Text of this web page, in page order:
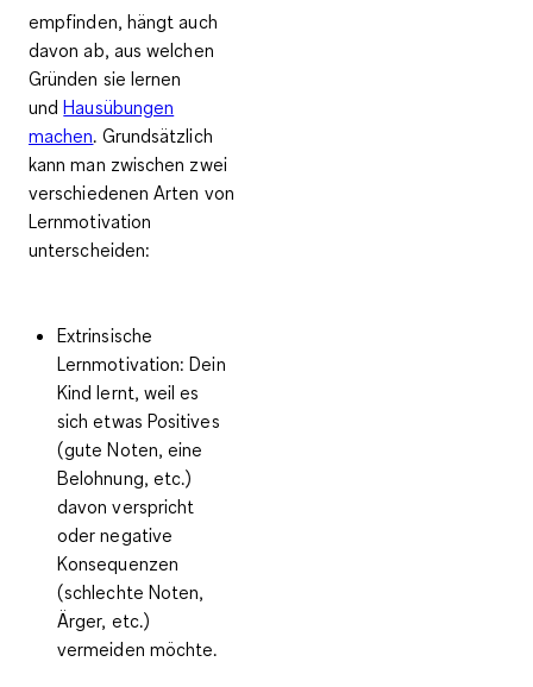
empfinden, hängt auch
davon ab, aus welchen
Gründen sie lernen
undHausübungen
machen. Grundsätzlich
kann man zwischen zwei
verschiedenen Arten von
Lernmotivation
unterscheiden:
Extrinsische
Lernmotivation:Dein
Kind lernt, weil es
sich etwas Positives
(gute Noten, eine
Belohnung, etc.)
davon verspricht
oder negative
Konsequenzen
(schlechte Noten,
Ärger, etc.)
vermeiden möchte.